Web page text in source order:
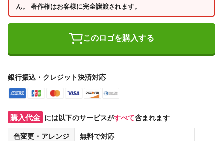
ん。 著作権はお客様に完全譲渡されます。
このロゴを購入する
銀行振込・クレジット決済対応
購入代金 には以下のサービスがすべて含まれます
色変更・アレンジ
無料で対応